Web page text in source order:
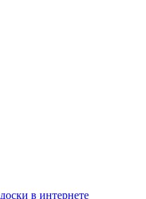
в интернете